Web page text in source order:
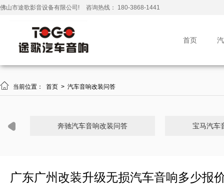
佛山市途歌影音设备有限公司! 咨询热线： 180-3868-1441
首页
 当前位置： 首页 > 汽车音响改装问答
奔驰汽车音响改装问答 宝马汽车
广东广州改装升级无损汽车音响多少报